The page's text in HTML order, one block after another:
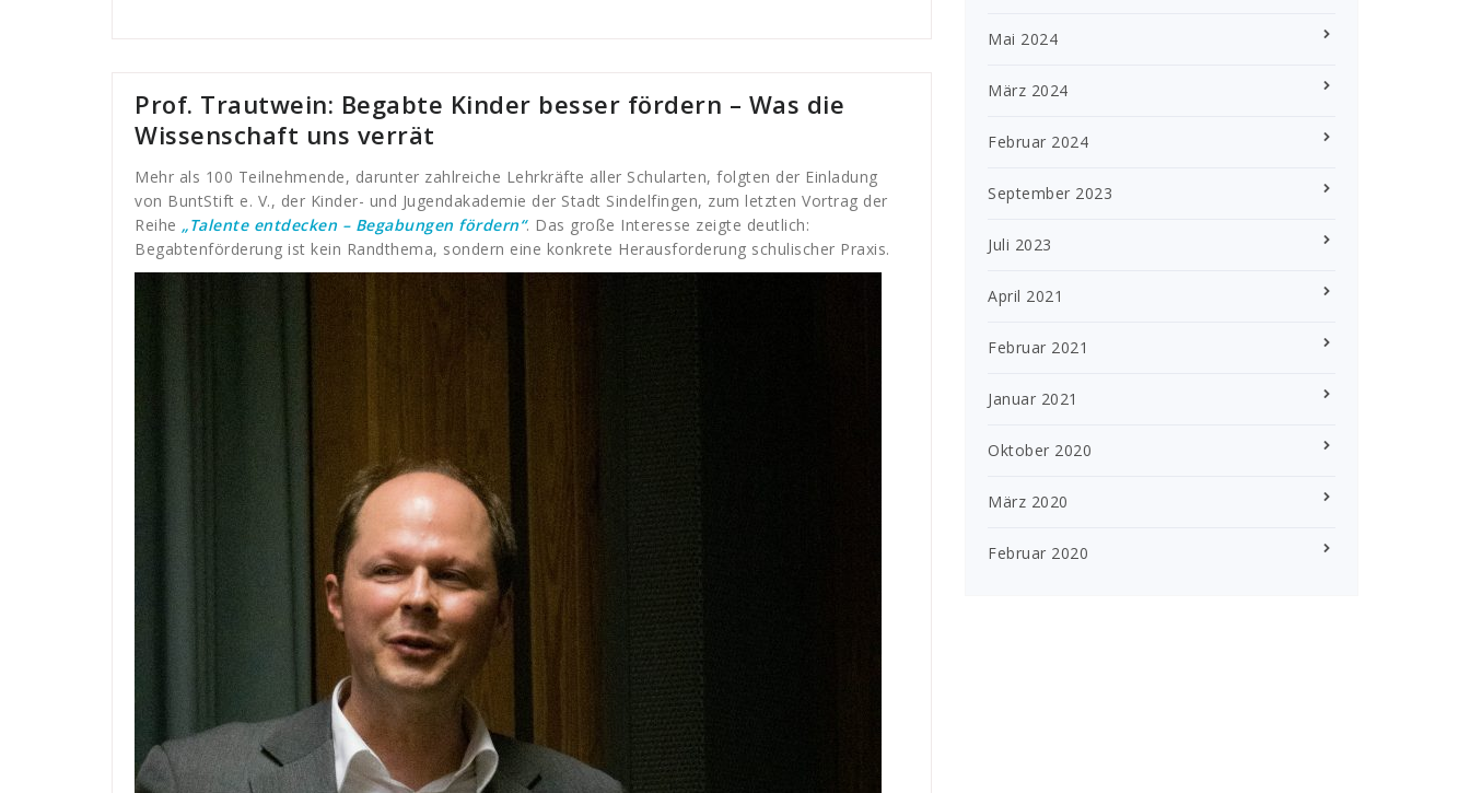
Prof. Trautwein: Begabte Kinder besser fördern – Was die
Wissenschaft uns verrät
Mehr als 100 Teilnehmende, darunter zahlreiche Lehrkräfte aller Schularten, folgten der Einladung
von BuntStift e. V., der Kinder- und Jugendakademie der Stadt Sindelfingen, zum letzten Vortrag der
Reihe „Talente entdecken – Begabungen fördern“. Das große Interesse zeigte deutlich:
Begabtenförderung ist kein Randthema, sondern eine konkrete Herausforderung schulischer Praxis.
Mai 2024
März 2024
Februar 2024
September 2023
Juli 2023
April 2021
Februar 2021
Januar 2021
Oktober 2020
März 2020
Februar 2020